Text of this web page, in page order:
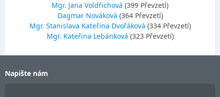
Mgr. Jana Voldřichová (399 Převzetí)
Dagmar Nováková (364 Převzetí)
Mgr. Stanislava Kateřina Dvořáková (334 Převzetí)
Mgr. Kateřina Lebánková (323 Převzetí)
Napište nám